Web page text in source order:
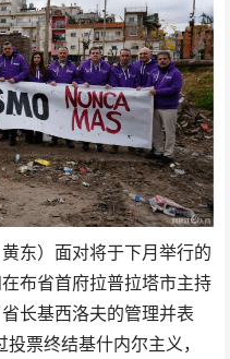
东）面对将于下月举行的
布省首府拉普拉塔市主持
长基西洛夫的管理并表
票终结基什内尔主义，